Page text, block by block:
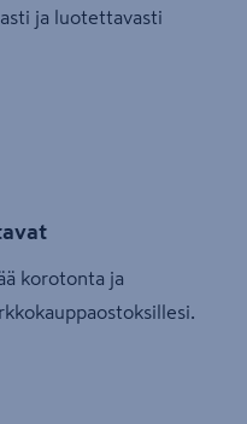
ja luotettavasti
korotonta ja